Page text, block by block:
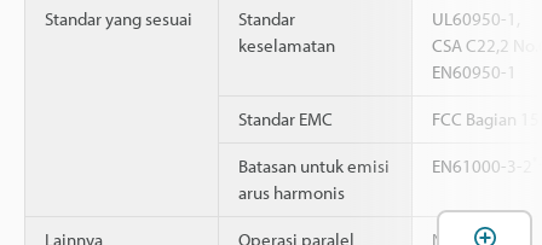
Standar yang sesuai
Standar
keselamatan
UL60950-1,
CSA C22,2
EN60950-1
Standar EMC FCC Bagian
Batasan untuk emisi
arus harmonis
EN61000-3-2
Lainnya Operasi paralel NA